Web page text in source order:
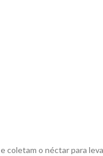
coletam o néctar para